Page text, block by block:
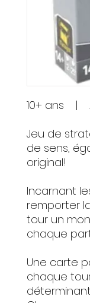
10+ ans |
Jeu de
de sens,
original!
Incarnant
remporter
tour un
chaque
Une carte
chaque